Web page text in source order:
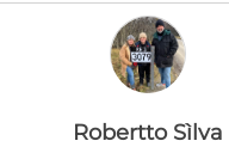
Robertto Sìlva